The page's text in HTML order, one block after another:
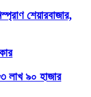
শেয়ারবাজার,
লাখ ৯০ হাজার